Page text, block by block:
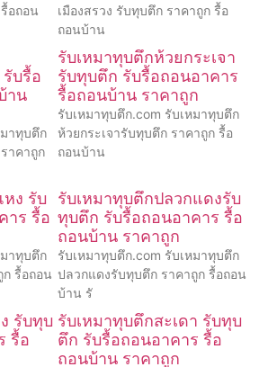
อถอน
เมืองสรวง รับทุบตึก ราคาถูก รื้อ
ถอนบ้าน
บรื้อ
าน
าทุบตึก
าคาถูก
รับเหมาทุบตึกห้วยกระเจา
รับทุบตึก รับรื้อถอนอาคาร
รื้อถอนบ้าน ราคาถูก
รับเหมาทุบตึก.com รับเหมาทุบตึก
ห้วยกระเจารับทุบตึก ราคาถูก รื้อ
ถอนบ้าน
หง รับ
าร รื้อ
าทุบตึก
ก รื้อถอน
รับเหมาทุบตึกปลวกแดงรับ
ทุบตึก รับรื้อถอนอาคาร รื้อ
ถอนบ้าน ราคาถูก
รับเหมาทุบตึก.com รับเหมาทุบตึก
ปลวกแดงรับทุบตึก ราคาถูก รื้อถอน
บ้าน รั
รับทุบ
รื้อ
รับเหมาทุบตึกสะเดา รับทุบ
ตึก รับรื้อถอนอาคาร รื้อ
ถอนบ้าน ราคาถูก